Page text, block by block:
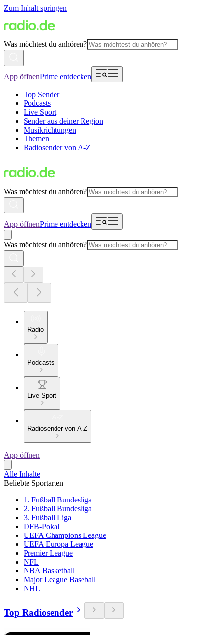
Zum Inhalt springen
Was möchtest du anhören?
App öffnenPrime entdecken
Top Sender
Podcasts
Live Sport
Sender aus deiner Region
Musikrichtungen
Themen
Radiosender von A-Z
Was möchtest du anhören?
App öffnenPrime entdecken
Was möchtest du anhören?
Radio
Podcasts
Live Sport
Radiosender von A-Z
App öffnen
Alle Inhalte
Beliebte Sportarten
1. Fußball Bundesliga
2. Fußball Bundesliga
3. Fußball Liga
DFB-Pokal
UEFA Champions League
UEFA Europa League
Premier League
NFL
NBA Basketball
Major League Baseball
NHL
Top Radiosender